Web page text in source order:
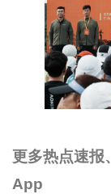
更多热点速报
App